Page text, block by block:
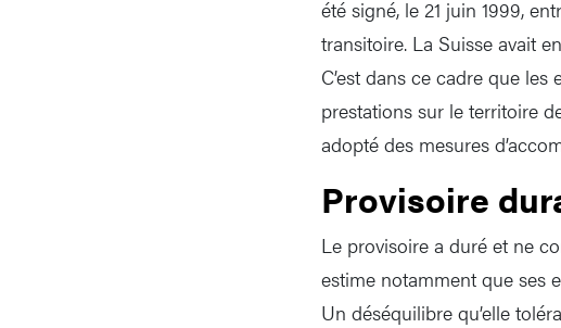
été signé, le 21 juin 1999,
transitoire. La Suisse avait
C’est dans ce cadre que
prestations sur le territoire
adopté des mesures
Provisoire
Le provisoire a duré et ne
estime notamment que ses
Un déséquilibre qu’elle